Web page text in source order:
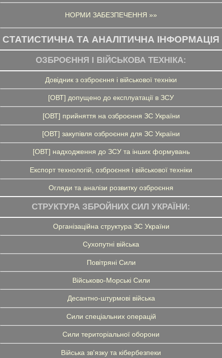
НОРМИ ЗАБЕЗПЕЧЕННЯ »»
СТАТИСТИЧНА ТА АНАЛІТИЧНА ІНФОРМАЦІЯ
ОЗБРОЄННЯ І ВІЙСЬКОВА ТЕХНІКА:
Довідник з озброєння і військової техніки
[ОВТ] допущено до експлуатації в ЗСУ
[ОВТ] прийняття на озброєння ЗС України
[ОВТ] закупівля озброєння для ЗС України
[ОВТ] надходження до ЗСУ та інших формувань
Експорт технологій, озброєння і військової техніки
Огляди та аналізи розвитку озброєння
СТРУКТУРА ЗБРОЙНИХ СИЛ УКРАЇНИ:
Організаційна структура ЗС України
Сухопутні війська
Повітряні Сили
Військово-Морські Сили
Десантно-штурмові війська
Сили спеціальних операцій
Сили територіальної оборони
Війська зв'язку та кібербезпеки